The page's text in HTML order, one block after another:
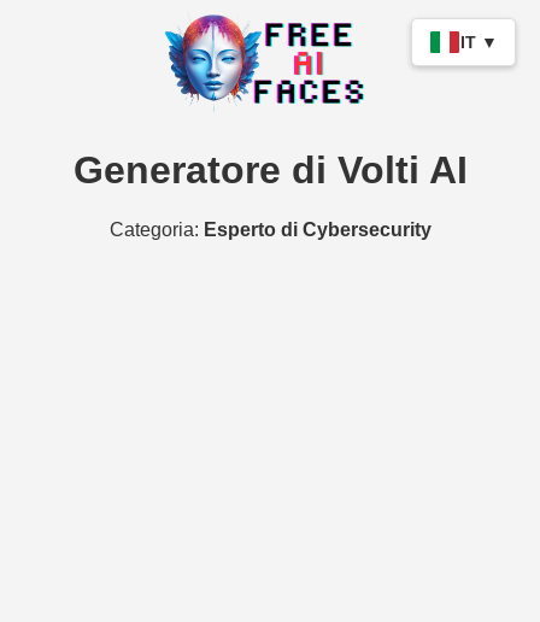
IT ▼
Generatore di Volti AI
Categoria: Esperto di Cybersecurity